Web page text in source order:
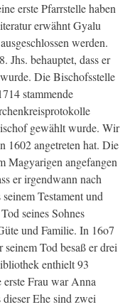
erste Pfarrstelle haben
erwähnt Gyalu
werden.
Jhs. behauptet, dass er
Die Bischofsstelle
stammende
gewählt wurde. Wir
1602 angetreten hat. Die
Magyarigen angefangen
er irgendwann nach
Testament und
seines Sohnes
und Familie. In 16o7
Tod besaß er drei
enthielt 93
Frau war Anna
Ehe sind zwei